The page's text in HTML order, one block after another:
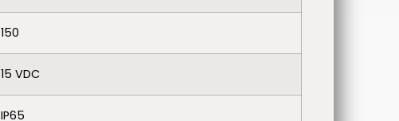
150
15 VDC
IP65